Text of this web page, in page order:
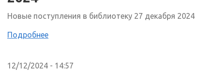
Новые поступления в библиотеку 27 декабря 2024
Подробнее
12/12/2024 - 14:57